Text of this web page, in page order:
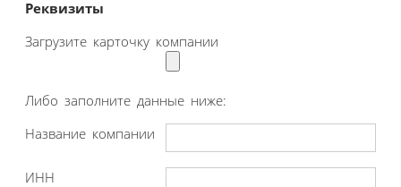
Реквизиты
Загрузите карточку компании
Либо заполните данные ниже:
Название компании
ИНН